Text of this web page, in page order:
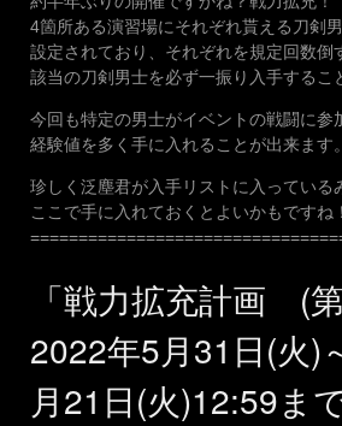
4箇所ある演習場にそれぞれ貰える刀剣
設定されており、それぞれを規定回数倒
該当の刀剣男士を必ず一振り入手するこ
今回も特定の男士がイベントの戦闘に参
経験値を多く手に入れることが出来ます。
珍しく泛塵君が入手リストに入っている
ここで手に入れておくとよいかもですね！
「戦力拡充計画 (第
2022年5月31日(火)
月21日(火)12:59ま